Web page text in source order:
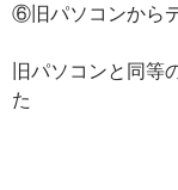
⑥旧パソコンから
旧パソコンと同等
た